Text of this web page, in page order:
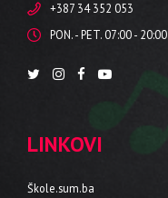
+387 34 352 053
PON. - PET. 07:00 - 20:00
LINKOVI
Škole.sum.ba